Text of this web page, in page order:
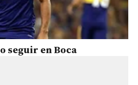
seguir en Boca